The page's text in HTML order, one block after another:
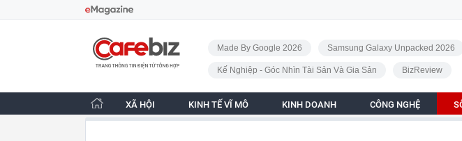
CafeBiz - Trang chủ
Made By Google 2026 Samsung Galaxy Unpacked 2026
Kế Nghiệp - Góc Nhìn Tài Sản Và Gia Sản BizReview
XÃ HỘI KINH TẾ VĨ MÔ KINH DOANH CÔNG NGHỆ